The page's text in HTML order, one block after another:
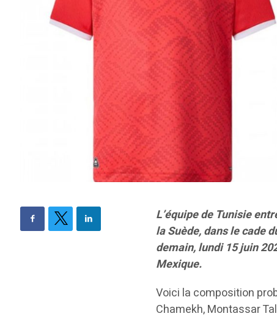
L’équipe de Tunisie
la Suède, dans le cade
demain, lundi 15 juin
Mexique.
Voici la composition
Chamekh, Montassar